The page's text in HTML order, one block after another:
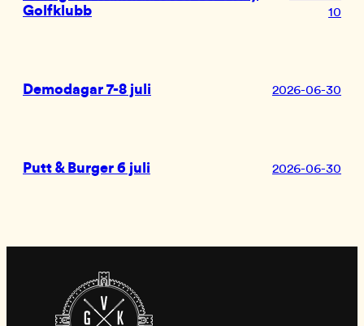
Golfklubb
10
Demodagar 7-8 juli 2026-06-30
Putt & Burger 6 juli 2026-06-30